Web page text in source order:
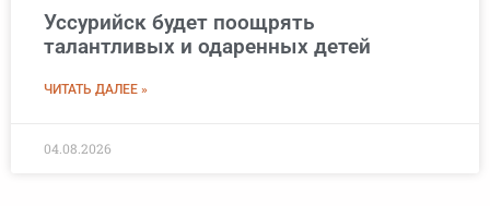
Уссурийск будет поощрять
талантливых и одаренных детей
ЧИТАТЬ ДАЛЕЕ »
04.08.2026